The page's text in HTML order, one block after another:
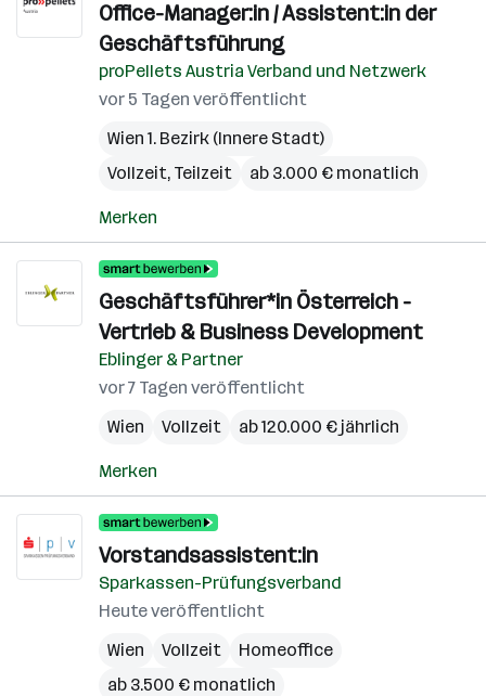
Office-Manager:in / Assistent:in der
Geschäftsführung
proPellets Austria Verband und Netzwerk
vor 5 Tagen veröffentlicht
Wien 1. Bezirk (Innere Stadt)
Vollzeit, Teilzeit
ab 3.000 € monatlich
Merken
Geschäftsführer*in Österreich -
Vertrieb & Business Development
Eblinger & Partner
vor 7 Tagen veröffentlicht
Wien
Vollzeit ab 120.000 € jährlich
Merken
Vorstandsassistent:in
Sparkassen-Prüfungsverband
Heute veröffentlicht
Wien
Vollzeit
Homeoffice
ab 3.500 € monatlich